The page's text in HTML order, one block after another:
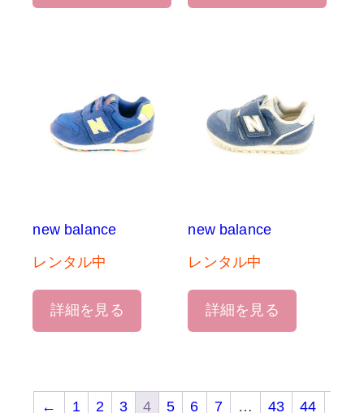
new balance
レンタル中
詳細を見る
new balance
レンタル中
詳細を見る
← 1 2 3 4 5 6 7 … 43
44